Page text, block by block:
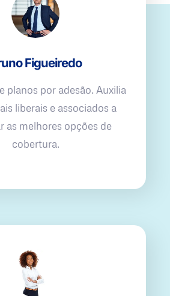
Figueiredo
planos por adesão. Auxilia
liberais e associados a
as melhores opções de
cobertura.